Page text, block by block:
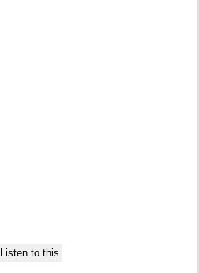
Listen to this